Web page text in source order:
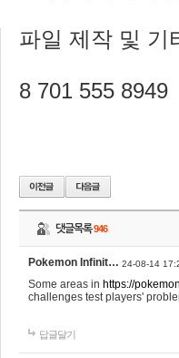
파일 제작 및 기
8 701 555 8949
댓글목록946
Pokemon Infinit… 24-08-14
Some areas in https://
challenges test players'
답글달기